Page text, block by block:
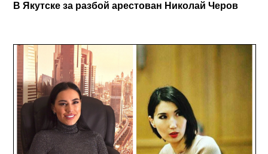
В Якутске за разбой арестован Николай Черов